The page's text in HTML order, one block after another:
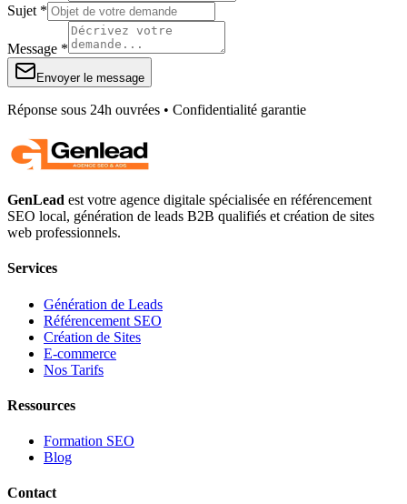
Sujet *
Message *
Envoyer le message
Réponse sous 24h ouvrées • Confidentialité garantie
GenLead est votre agence digitale spécialisée en référencement
SEO local, génération de leads B2B qualifiés et création de sites
web professionnels.
Services
Génération de Leads
Référencement SEO
Création de Sites
E-commerce
Nos Tarifs
Ressources
Formation SEO
Blog
Contact